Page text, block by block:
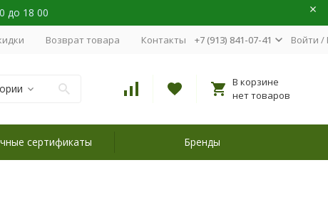
до 18 00
Возврат товара Контакты +7 (913) 841-07-41 Войти /
В корзине
нет товаров
сертификаты Бренды